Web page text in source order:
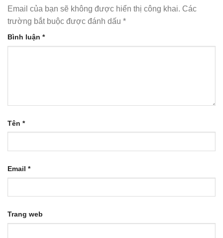
Email của bạn sẽ không được hiển thị công khai. Các
trường bắt buộc được đánh dấu *
Bình luận *
Tên *
Email *
Trang web